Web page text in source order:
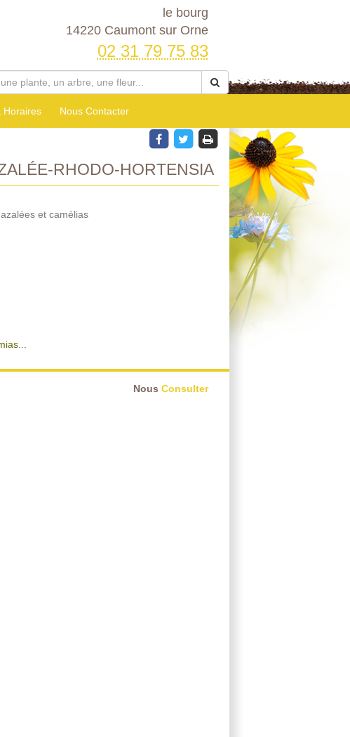
le bourg
14220 Caumont sur Orne
02 31 79 75 83
Horaires Nous Contacter
RHODO-HORTENSIA
et camélias
Nous Consulter